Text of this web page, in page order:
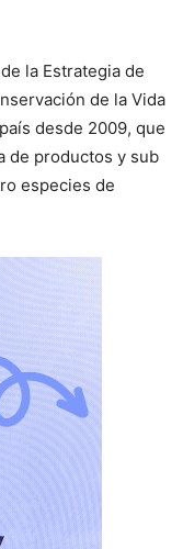
la Estrategia de
de la Vida
desde 2009, que
de productos y sub
especies de